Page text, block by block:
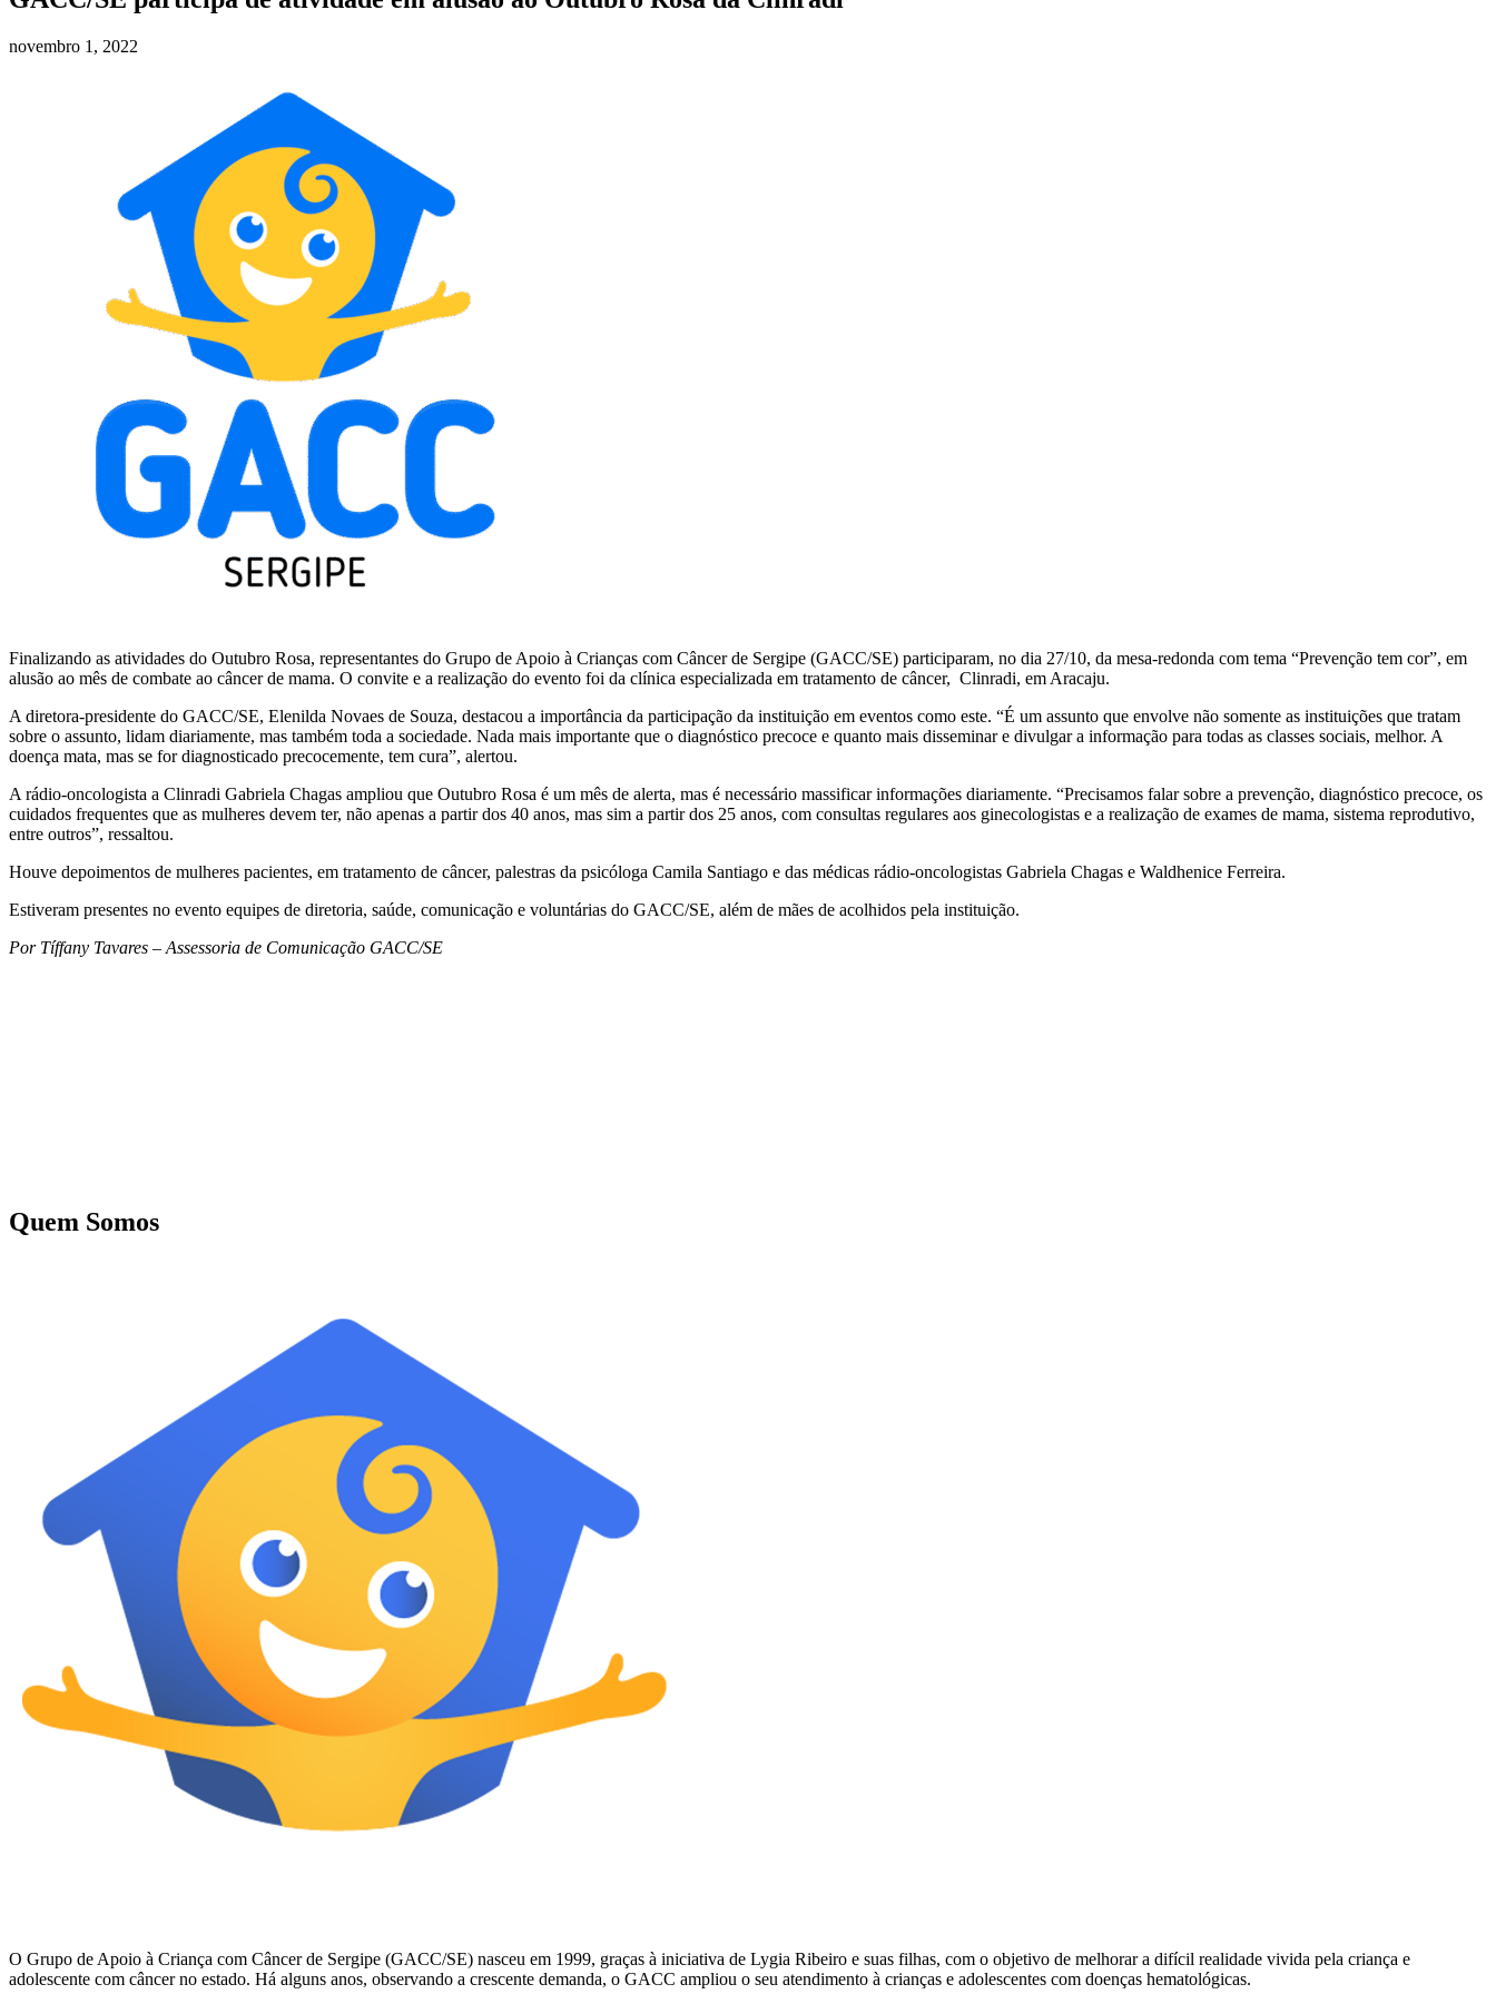
novembro 1, 2022
Finalizando as atividades do Outubro Rosa, representantes do Grupo de Apoio à Crianças com Câncer de Sergipe (GACC/SE) participaram, no dia 27/10, da mesa-redonda com tema “Prevenção tem cor”, em
alusão ao mês de combate ao câncer de mama. O convite e a realização do evento foi da clínica especializada em tratamento de câncer, Clinradi, em Aracaju.
A diretora-presidente do GACC/SE, Elenilda Novaes de Souza, destacou a importância da participação da instituição em eventos como este. “É um assunto que envolve não somente as instituições que tratam
sobre o assunto, lidam diariamente, mas também toda a sociedade. Nada mais importante que o diagnóstico precoce e quanto mais disseminar e divulgar a informação para todas as classes sociais, melhor. A
doença mata, mas se for diagnosticado precocemente, tem cura”, alertou.
A rádio-oncologista a Clinradi Gabriela Chagas ampliou que Outubro Rosa é um mês de alerta, mas é necessário massificar informações diariamente. “Precisamos falar sobre a prevenção, diagnóstico precoce, os
cuidados frequentes que as mulheres devem ter, não apenas a partir dos 40 anos, mas sim a partir dos 25 anos, com consultas regulares aos ginecologistas e a realização de exames de mama, sistema reprodutivo,
entre outros”, ressaltou.
Houve depoimentos de mulheres pacientes, em tratamento de câncer, palestras da psicóloga Camila Santiago e das médicas rádio-oncologistas Gabriela Chagas e Waldhenice Ferreira.
Estiveram presentes no evento equipes de diretoria, saúde, comunicação e voluntárias do GACC/SE, além de mães de acolhidos pela instituição.
Por Tíffany Tavares – Assessoria de Comunicação GACC/SE
Quem Somos
O Grupo de Apoio à Criança com Câncer de Sergipe (GACC/SE) nasceu em 1999, graças à iniciativa de Lygia Ribeiro e suas filhas, com o objetivo de melhorar a difícil realidade vivida pela criança e
adolescente com câncer no estado. Há alguns anos, observando a crescente demanda, o GACC ampliou o seu atendimento à crianças e adolescentes com doenças hematológicas.